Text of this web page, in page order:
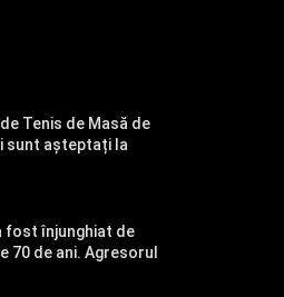
Tenis de Masă de
sunt așteptați la
fost înjunghiat de
70 de ani. Agresorul